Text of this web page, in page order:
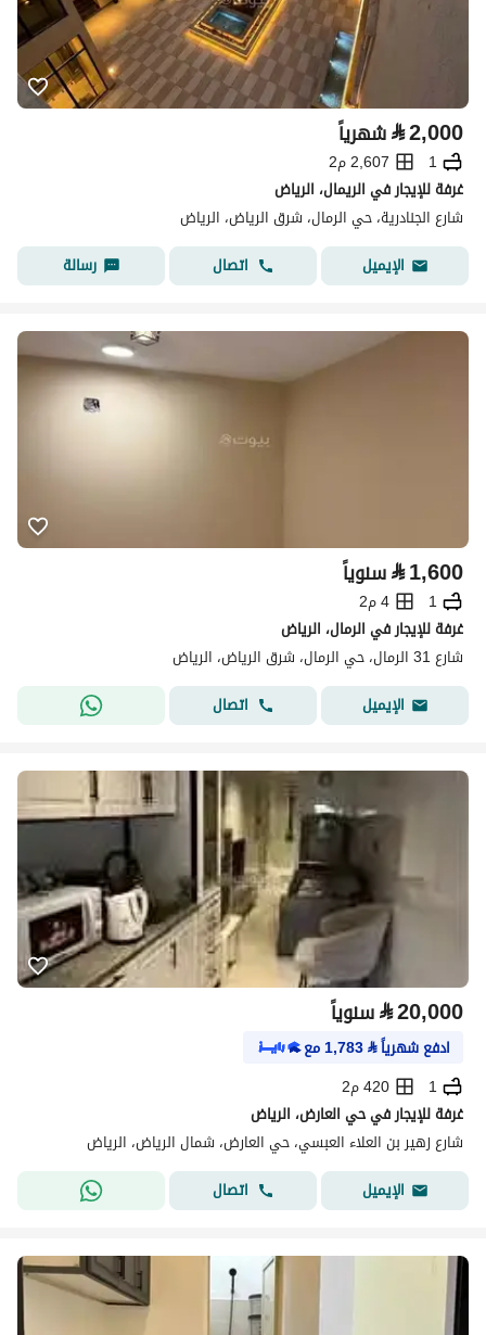
⃁2,000 شهرياً
1
2,607 م2
غرفة للإيجار في الريمال، الرياض
شارع الجنادرية، حي الرمال، شرق الرياض، الرياض
الإيميل
اتصال رسالة
⃁1,600 سنوياً
1
4 م2
غرفة للإيجار في الرمال، الرياض
شارع 31 الرمال، حي الرمال، شرق الرياض، الرياض
الإيميل
اتصال
⃁20,000 سنوياً
ادفع شهرياً⃁
1,783مع
1
420 م2
غرفة للإيجار في حي العارض، الرياض
شارع زهير بن العلاء العبسي، حي العارض، شمال الرياض، الرياض
الإيميل
اتصال